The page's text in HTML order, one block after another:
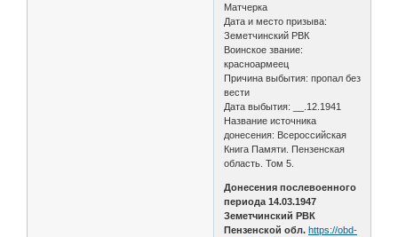
Матчерка
Дата и место призыва:
Земетчинский РВК
Воинское звание:
красноармеец
Причина выбытия: пропал без
вести
Дата выбытия: __.12.1941
Название источника
донесения: Всероссийская
Книга Памяти. Пензенская
область. Том 5.
Донесения послевоенного
периода 14.03.1947
Земетчинский РВК
Пензенской обл.https://obd-